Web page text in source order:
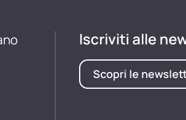
Iscriviti alle
Scopri le